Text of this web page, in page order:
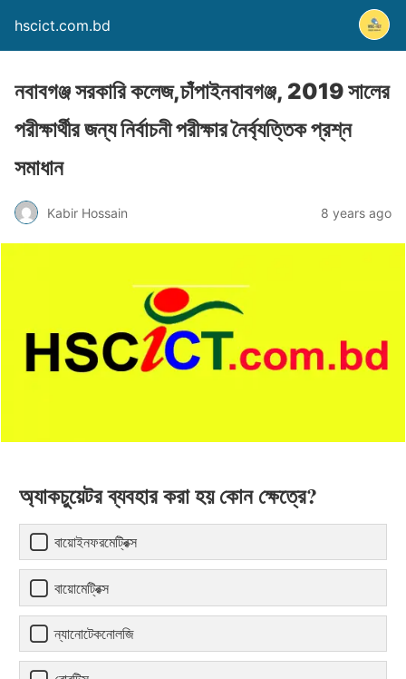
hscict.com.bd
নবাবগঞ্জ সরকারি কলেজ,চাঁপাইনবাবগঞ্জ, 2019 সালের
পরীক্ষার্থীর জন্য নির্বাচনী পরীক্ষার নৈর্ব্যত্তিক প্রশ্ন
সমাধান
Kabir Hossain 8 years ago
অ্যাকচুয়েটর ব্যবহার করা হয় কোন ক্ষেত্রে?
বায়োইনফরমেট্রিক্স
বায়োমেট্রিক্স
ন্যানোটেকনোলজি